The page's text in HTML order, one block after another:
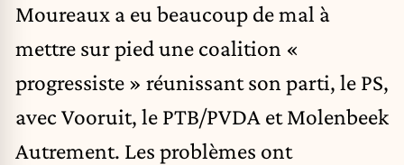
Moureaux a eu beaucoup de mal à
mettre sur pied une coalition «
progressiste » réunissant son parti, le PS,
avec Vooruit, le PTB/PVDA et Molenbeek
Autrement. Les problèmes ont